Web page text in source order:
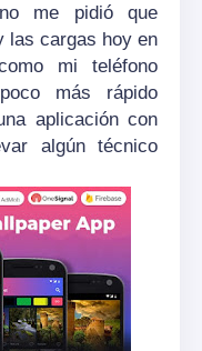
me pidió que
las cargas hoy en
mi teléfono
más rápido
aplicación con
algún técnico